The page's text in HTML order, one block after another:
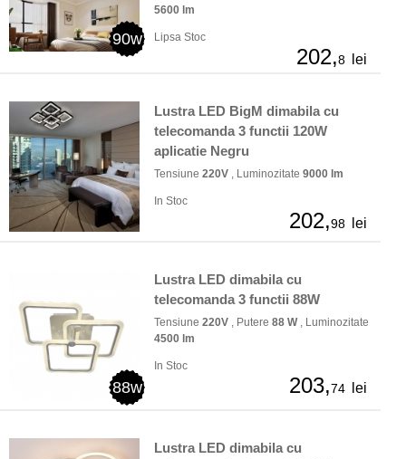
90w
5600 lm
Lipsa Stoc
202,8 lei
Lustra LED BigM dimabila cu
telecomanda 3 functii 120W
aplicatie Negru
Tensiune 220V , Luminozitate 9000 lm
In Stoc
202,98 lei
88w
Lustra LED dimabila cu
telecomanda 3 functii 88W
Tensiune 220V , Putere 88 W, Luminozitate
4500 lm
In Stoc
203,74 lei
Lustra LED dimabila cu